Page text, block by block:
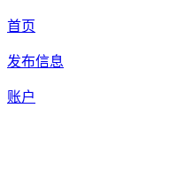
首页
发布信息
账户